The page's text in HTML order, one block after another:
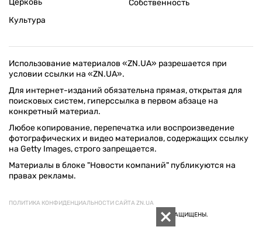
Церковь
Культура
Собственность
Использование материалов «ZN.UA» разрешается при
условии ссылки на «ZN.UA».
Для интернет-изданий обязательна прямая, открытая для
поисковых систем, гиперссылка в первом абзаце на
конкретный материал.
Любое копирование, перепечатка или воспроизведение
фотографических и видео материалов, содержащих ссылку
на Getty Images, строго запрещается.
Материалы в блоке "Новости компаний" публикуются на
правах рекламы.
ПОЛИТИКА КОНФИДЕНЦИАЛЬНОСТИ САЙТА ZN.UA
© 1994–2026 «ЗЕРКАЛО НЕДЕЛИ. УКРАИНА». ВСЕ ПРАВА ЗАЩИЩЕНЫ.